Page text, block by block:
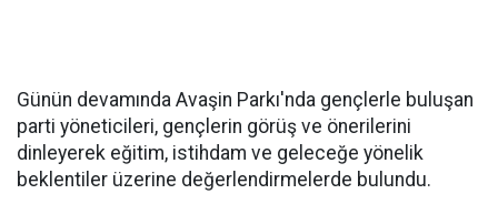
Günün devamında Avaşin Parkı'nda gençlerle buluşan
parti yöneticileri, gençlerin görüş ve önerilerini
dinleyerek eğitim, istihdam ve geleceğe yönelik
beklentiler üzerine değerlendirmelerde bulundu.